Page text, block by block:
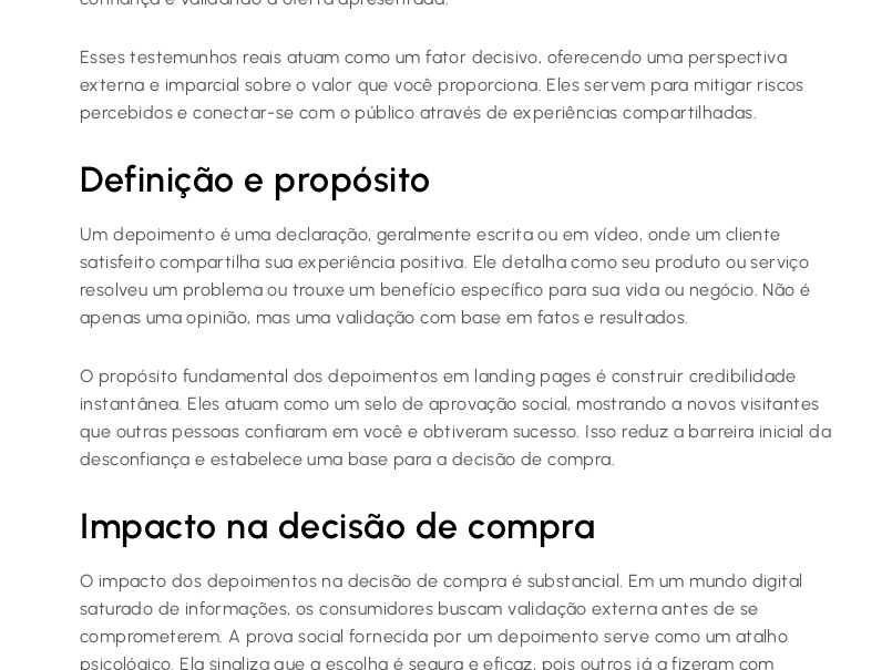
Esses testemunhos reais atuam como um fator decisivo, oferecendo uma perspectiva
externa e imparcial sobre o valor que você proporciona. Eles servem para mitigar riscos
percebidos e conectar-se com o público através de experiências compartilhadas.
Definição e propósito
Um depoimento é uma declaração, geralmente escrita ou em vídeo, onde um cliente
satisfeito compartilha sua experiência positiva. Ele detalha como seu produto ou serviço
resolveu um problema ou trouxe um benefício específico para sua vida ou negócio. Não é
apenas uma opinião, mas uma validação com base em fatos e resultados.
O propósito fundamental dos depoimentos em landing pages é construir credibilidade
instantânea. Eles atuam como um selo de aprovação social, mostrando a novos visitantes
que outras pessoas confiaram em você e obtiveram sucesso. Isso reduz a barreira inicial da
desconfiança e estabelece uma base para a decisão de compra.
Impacto na decisão de compra
O impacto dos depoimentos na decisão de compra é substancial. Em um mundo digital
saturado de informações, os consumidores buscam validação externa antes de se
comprometerem. A prova social fornecida por um depoimento serve como um atalho
psicológico. Ela sinaliza que a escolha é segura e eficaz, pois outros já a fizeram com